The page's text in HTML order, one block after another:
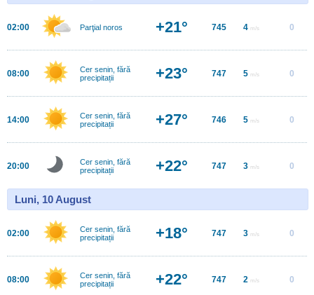
02:00 Parţial noros +21° 745 4 m/s 0
08:00
Cer senin, fără
precipitații
+23° 747 5 m/s 0
14:00
Cer senin, fără
precipitații
+27° 746 5 m/s 0
20:00
Cer senin, fără
precipitații
+22° 747 3 m/s 0
Luni, 10 August
02:00
Cer senin, fără
precipitații
+18° 747 3 m/s 0
08:00
Cer senin, fără
precipitații
+22° 747 2 m/s 0